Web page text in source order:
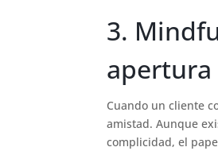
3.
apertura
Cuando un cliente
amistad. Aunque
complicidad, el